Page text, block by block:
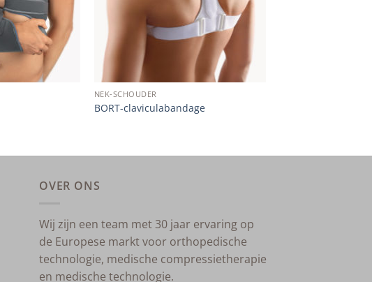
NEK-SCHOUDER
BORT-claviculabandage
OVER ONS
Wij zijn een team met 30 jaar ervaring op
de Europese markt voor orthopedische
technologie, medische compressietherapie
en medische technologie.